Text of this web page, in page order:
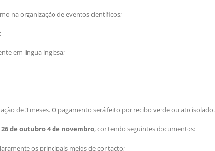
na organização de eventos científicos;
em língua inglesa;
de 3 meses. O pagamento será feito por recibo verde ou ato isolado.
26 de outubro4 de novembro, contendo seguintes documentos:
os principais meios de contacto;